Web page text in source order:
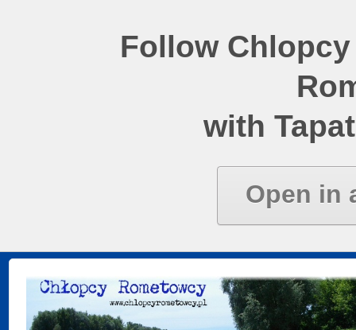
Follow
with
Open in